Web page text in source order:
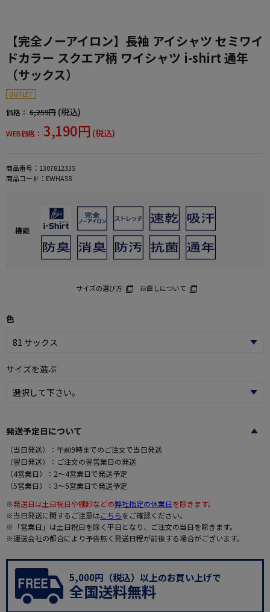
【完全ノーアイロン】長袖 アイシャツ セミワイ
ドカラー スクエア柄 ワイシャツ i-shirt 通年
（サックス）
OUTLET
価格： 6,259円 (税込)
WEB価格： 3,190円 (税込)
商品番号： 1307812335
商品コード： EWHA58
機能
サイズの選び方 お直しについて
色
サイズを選ぶ
発送予定日について
（当日発送）：午前9時までのご注文で当日発送
（翌日発送）：ご注文の翌営業日の発送
（4営業日）：2～4営業日で発送予定
（5営業日）：3～5営業日で発送予定
※発送日は土日祝日や棚卸などの弊社指定の休業日を除きます。
※当日発送に関するご注意はこちらをご確認ください。
※「営業日」は土日祝日を除く平日となり、ご注文の当日を除きます。
※運送会社の都合により予告無く発送日程が前後する場合がございます。
5,000円（税込）以上のお買い上げで
全国送料無料